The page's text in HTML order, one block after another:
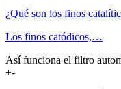
¿Qué son los finos
Los finos catódicos,…
Así funciona el filtro
+-